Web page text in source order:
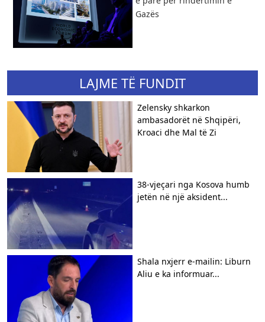
Gazës
LAJME TË FUNDIT
Zelensky shkarkon
ambasadorët në Shqipëri,
Kroaci dhe Mal të Zi
38-vjeçari nga Kosova humb
jetën në një aksident...
Shala nxjerr e-mailin: Liburn
Aliu e ka informuar...